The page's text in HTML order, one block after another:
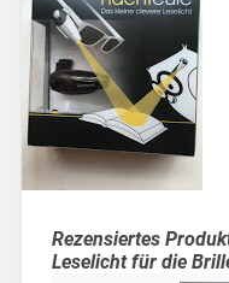
Rezensiertes
Leselicht für die